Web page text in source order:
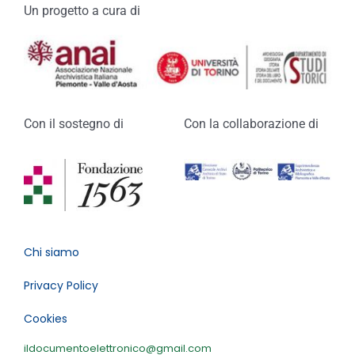
Un progetto a cura di
Con il sostegno di Con la collaborazione di
Chi siamo
Privacy Policy
Cookies
ildocumentoelettronico@gmail.com